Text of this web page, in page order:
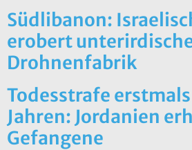
Südlibanon:
erobert
Drohnenfabrik
Todesstrafe
Jahren: Jordanien
Gefangene